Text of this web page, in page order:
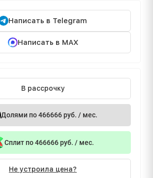
Написать в Telegram
Написать в MAX
В рассрочку
Долями по 466666 руб. / мес.
Сплит по 466666 руб. / мес.
Не устроила цена?